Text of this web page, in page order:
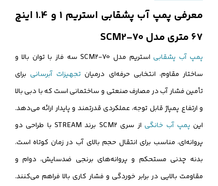
تماس می‌گیرند.
ثبت درخواست مشاوره رایگان
معرفی پمپ آب پشقابی استریم 1 و 1.4 اینچ
67 متری مدل SCM2-70
پمپ آب پشقابی
استریم مدل SCM2-70 سه فاز با توان بالا و
ساختار مقاوم، انتخابی حرفه‌ای درمیان تجهیزات آبرسانی برای
تأمین فشار آب در مصارف صنعتی و ساختمانی است که با دبی بالا
و ارتفاع پمپاژ قابل توجه، عملکردی قدرتمند و پایدار ارائه می‌دهد.
این پمپ آب خانگی
از سری SCM2 برند STREAM با طراحی دو
پروانه‌ای، مناسب برای انتقال حجم بالای آب در زمان کوتاه است.
بدنه چدنی مستحکم و پروانه‌های برنجی ضدسایش، دوام و
مقاومت بالایی در برابر خوردگی و فشار کاری بالا فراهم می‌کنند.